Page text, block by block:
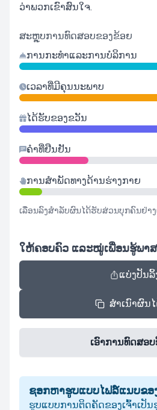
ວ່າພວກເຂົາສົນໃຈ.
ສະຫຼຸບການທົດສອບຂອງຂ້ອຍ
ການກະທໍາແລະການບໍລິການ
ເວລາທີ່ມີຄຸນນະພາບ
ໄດ້ຮັບຂອງຂວັນ
ຄໍາທີ່ຢືນຢັນ
ການສໍາພັດທາງດ້ານຮ່າງກາຍ
ເລື່ອນລົງສໍາລັບຜົນໄດ້ຮັບສ່ວນບຸກຄົນຢ່າ
ໃຫ້ຄອບຄົວ ແລະໝູ່ເພື່ອນຮູ້ພາ
ແບ່ງປັນລິ້
ສຳເນົາຜົນ
ເອົາການທົດສອ
ຊອກຫາຮູບແບບໄຟລ໌ແນບຂອ
ຮູບແບບການຕິດຄັດຂອງເຈົ້າເປັນ